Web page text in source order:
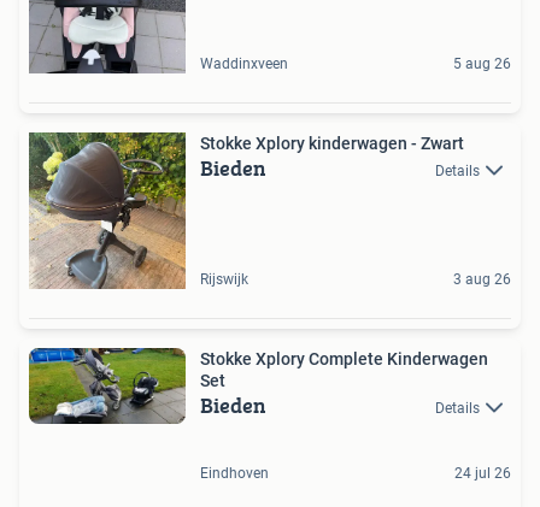
Waddinxveen 5 aug 26
Stokke Xplory kinderwagen - Zwart
Bieden Details
Rijswijk 3 aug 26
Stokke Xplory Complete Kinderwagen
Set
Bieden Details
Eindhoven 24 jul 26